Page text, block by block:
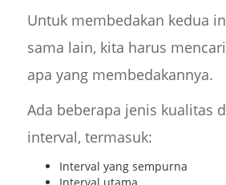
Untuk membedakan kedua
sama lain, kita harus
apa yang membedakannya.
Ada beberapa jenis kualitas
interval, termasuk:
Interval yang sempurna
Interval utama